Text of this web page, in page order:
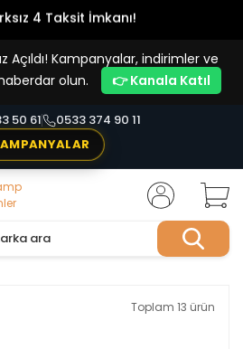
4 Taksit İmkanı!
Açıldı! Kampanyalar, indirimler ve
olun.
👉 Kanala Katıl
50 61
0533 374 90 11
Toplam 13 ürün